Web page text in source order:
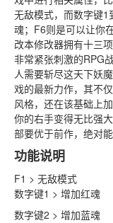
无敌模式，而数字键
魂；F6则是可以让你
改本修改器拥有十三
非常紧张刺激的RPG
人需要斩尽这天下妖
戏的最新力作，其不
风格，还在该基础上
你的右手变得无比强
部要优于前作，绝对
功能说明
F1 > 无敌模式
数字键1 > 增加红魂
数字键2 > 增加蓝魂